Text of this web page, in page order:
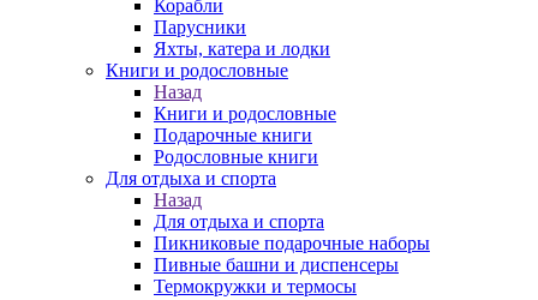
Корабли
Парусники
Яхты, катера и лодки
Книги и родословные
Назад
Книги и родословные
Подарочные книги
Родословные книги
Для отдыха и спорта
Назад
Для отдыха и спорта
Пикниковые подарочные наборы
Пивные башни и диспенсеры
Термокружки и термосы